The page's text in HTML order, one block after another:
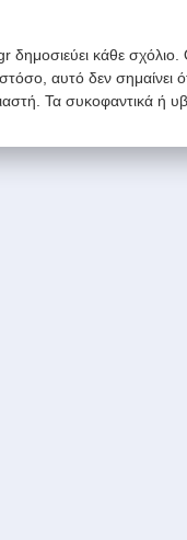
κάθε σχόλιο.
αυτό δεν σημαίνει
Τα συκοφαντικά ή